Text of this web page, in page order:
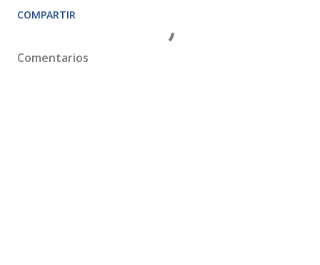
COMPARTIR
Comentarios